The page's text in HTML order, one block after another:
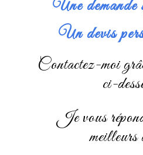
Une
Un devis
Contactez-moi grâce au formulaire
ci-
je vous répondrai dans les
meilleurs